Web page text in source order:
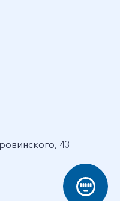
43